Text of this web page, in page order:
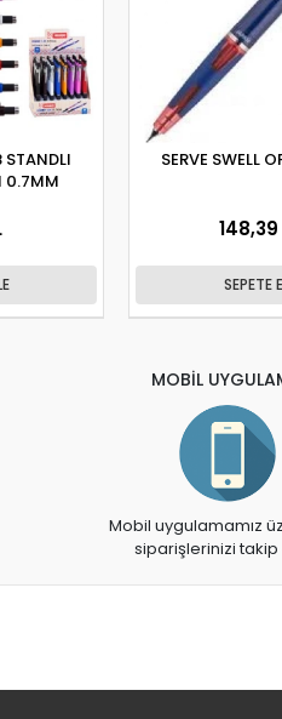
0.7MM
SERVE SWELL
148,39
SEPETE
MOBİL
Mobil uygulamamız
siparişlerinizi takip